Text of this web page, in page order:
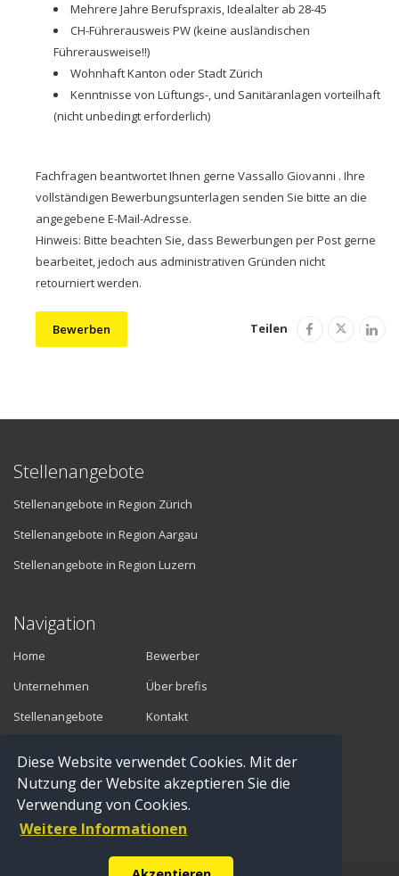
Diese Website verwendet Cookies. Mit der
Nutzung der Website akzeptieren Sie die
Verwendung von Cookies.
Weitere Informationen
Mehrere Jahre Berufspraxis, Idealalter ab 28-45
CH-Führerausweis PW (keine ausländischen
Führerausweise!!)
Wohnhaft Kanton oder Stadt Zürich
Kenntnisse von Lüftungs-, und Sanitäranlagen vorteilhaft
(nicht unbedingt erforderlich)
Fachfragen beantwortet Ihnen gerne Vassallo Giovanni . Ihre
vollständigen Bewerbungsunterlagen senden Sie bitte an die
angegebene E-Mail-Adresse.
Hinweis: Bitte beachten Sie, dass Bewerbungen per Post gerne
bearbeitet, jedoch aus administrativen Gründen nicht
retourniert werden.
Bewerben Teilen
Stellenangebote
Stellenangebote in Region Zürich
Stellenangebote in Region Aargau
Stellenangebote in Region Luzern
Navigation
Home
Unternehmen
Stellenangebote
Bewerber
Über brefis
Kontakt
Vermittler
Anmelden
Registrieren